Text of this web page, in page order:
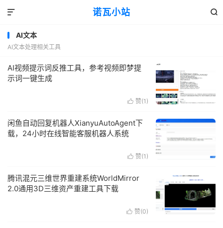
诺瓦小站 

AI文本
AI文本处理相关工具
AI视频提示词反推工具，参考视频即梦提
示词一键生成
 赞(1 )
闲鱼自动回复机器人XianyuAutoAgent下
载，24小时在线智能客服机器人系统
 赞(1 )
腾讯混元三维世界重建系统WorldMirror
2.0通用3D三维资产重建工具下载
 赞(0)